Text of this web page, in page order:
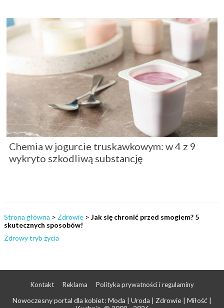
Chemia w jogurcie truskawkowym: w 4 z 9
wykryto szkodliwą substancję
Strona główna > Zdrowie > Jak się chronić przed smogiem? 5
skutecznych sposobów!
Zdrowy tryb życia
Kontakt Reklama Polityka prywatności i regulaminy
Nowoczesny portal dla kobiet: Moda | Uroda | Zdrowie | Miłość |